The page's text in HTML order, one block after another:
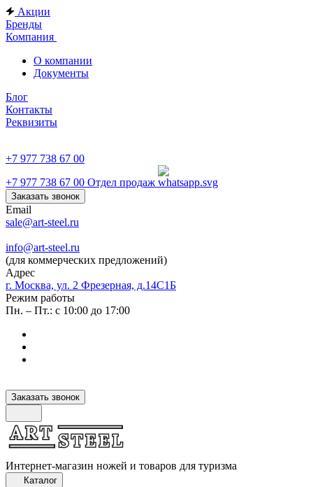
Акции
Бренды
Компания
О компании
Документы
Блог
Контакты
Реквизиты
+7 977 738 67 00
+7 977 738 67 00 Отдел продаж
Заказать звонок
Email
sale@art-steel.ru
info@art-steel.ru
(для коммерческих предложений)
Адрес
г. Москва, ул. 2 Фрезерная, д.14С1Б
Режим работы
Пн. – Пт.: с 10:00 до 17:00
Заказать звонок
Интернет-магазин ножей и товаров для туризма
Каталог